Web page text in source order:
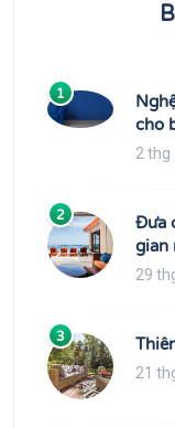
1
cho
2 thg
2
Đưa
gian
29
3
21